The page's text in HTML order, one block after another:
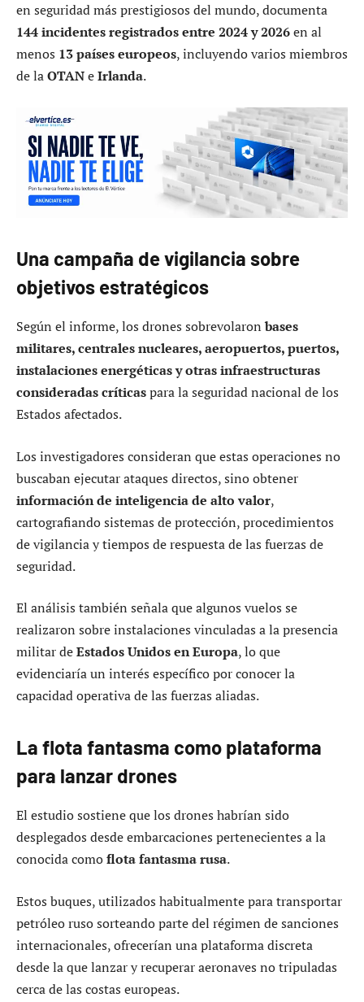
en seguridad más prestigiosos del mundo, documenta
144 incidentes registrados entre 2024 y 2026en al
menos 13 países europeos, incluyendo varios miembros
de laOTANeIrlanda.
Una campaña de vigilancia sobre
objetivos estratégicos
Según el informe, los drones sobrevolaronbases
militares, centrales nucleares, aeropuertos, puertos,
instalaciones energéticas y otras infraestructuras
consideradas críticaspara la seguridad nacional de los
Estados afectados.
Los investigadores consideran que estas operaciones no
buscaban ejecutar ataques directos, sino obtener
información de inteligencia de alto valor,
cartografiando sistemas de protección, procedimientos
de vigilancia y tiempos de respuesta de las fuerzas de
seguridad.
El análisis también señala que algunos vuelos se
realizaron sobre instalaciones vinculadas a la presencia
militar deEstados Unidos en Europa, lo que
evidenciaría un interés específico por conocer la
capacidad operativa de las fuerzas aliadas.
La flota fantasma como plataforma
para lanzar drones
El estudio sostiene que los drones habrían sido
desplegados desde embarcaciones pertenecientes a la
conocida comoflota fantasma rusa.
Estos buques, utilizados habitualmente para transportar
petróleo ruso sorteando parte del régimen de sanciones
internacionales, ofrecerían una plataforma discreta
desde la que lanzar y recuperar aeronaves no tripuladas
cerca de las costas europeas.